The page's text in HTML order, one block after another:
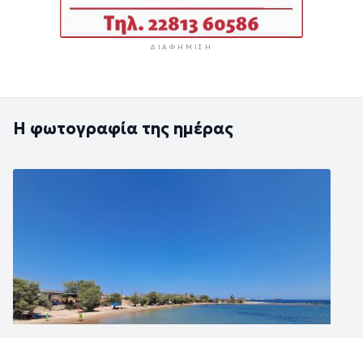
ΔΙΑΦΉΜΙΣΗ
Η φωτογραφία της ημέρας